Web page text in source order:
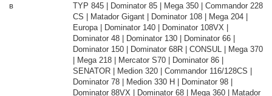
в
TYP 845 | Dominator 85 | Mega 350 | Commandor 228
CS | Matador Gigant | Dominator 108 | Mega 204 |
Europa | Dominator 140 | Dominator 108VX |
Dominator 48 | Dominator 130 | Dominator 66 |
Dominator 150 | Dominator 68R | CONSUL | Mega 370
| Mega 218 | Mercator S70 | Dominator 86 |
SENATOR | Medion 320 | Commandor 116/128CS |
Dominator 78 | Medion 330 H | Dominator 98 |
Dominator 88VX | Dominator 68 | Mega 360 | Matador